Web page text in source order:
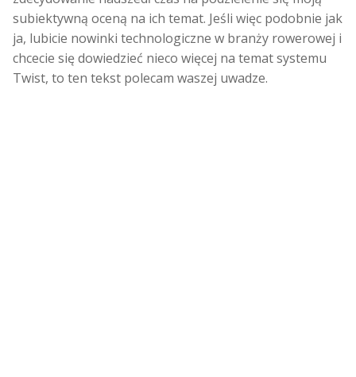
subiektywną oceną na ich temat. Jeśli więc podobnie jak
ja, lubicie nowinki technologiczne w branży rowerowej i
chcecie się dowiedzieć nieco więcej na temat systemu
Twist, to ten tekst polecam waszej uwadze.